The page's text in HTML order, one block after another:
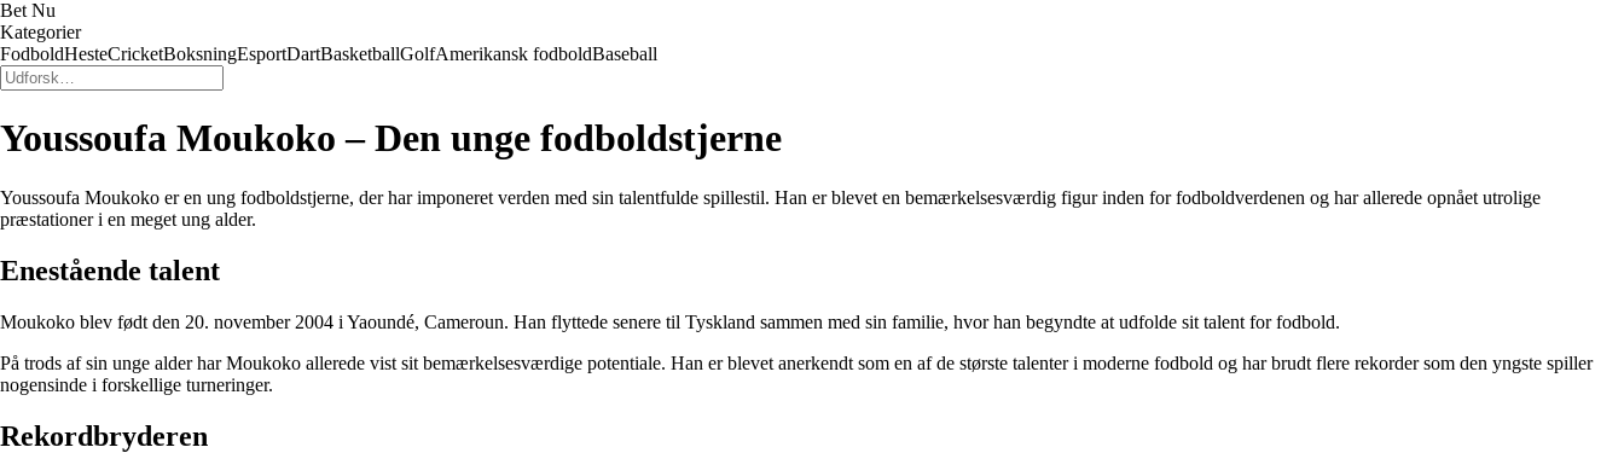
Bet Nu
Kategorier
FodboldHesteCricketBoksningEsportDartBasketballGolfAmerikansk fodboldBaseball
Youssoufa Moukoko – Den unge fodboldstjerne
Youssoufa Moukoko er en ung fodboldstjerne, der har imponeret verden med sin talentfulde spillestil. Han er blevet en bemærkelsesværdig figur inden for fodboldverdenen og har allerede opnået utrolige
præstationer i en meget ung alder.
Enestående talent
Moukoko blev født den 20. november 2004 i Yaoundé, Cameroun. Han flyttede senere til Tyskland sammen med sin familie, hvor han begyndte at udfolde sit talent for fodbold.
På trods af sin unge alder har Moukoko allerede vist sit bemærkelsesværdige potentiale. Han er blevet anerkendt som en af de største talenter i moderne fodbold og har brudt flere rekorder som den yngste spiller
nogensinde i forskellige turneringer.
Rekordbryderen